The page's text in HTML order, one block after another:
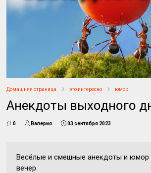
Домашняя страница это интересно юмор
Анекдоты выходного
0 Валерия 03 сентября 2023
Весёлые и смешные анекдоты и юмор
вечер